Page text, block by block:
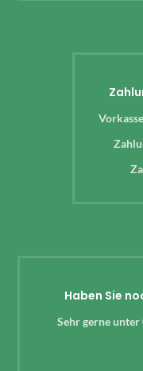
Haben Sie
Sehr gerne